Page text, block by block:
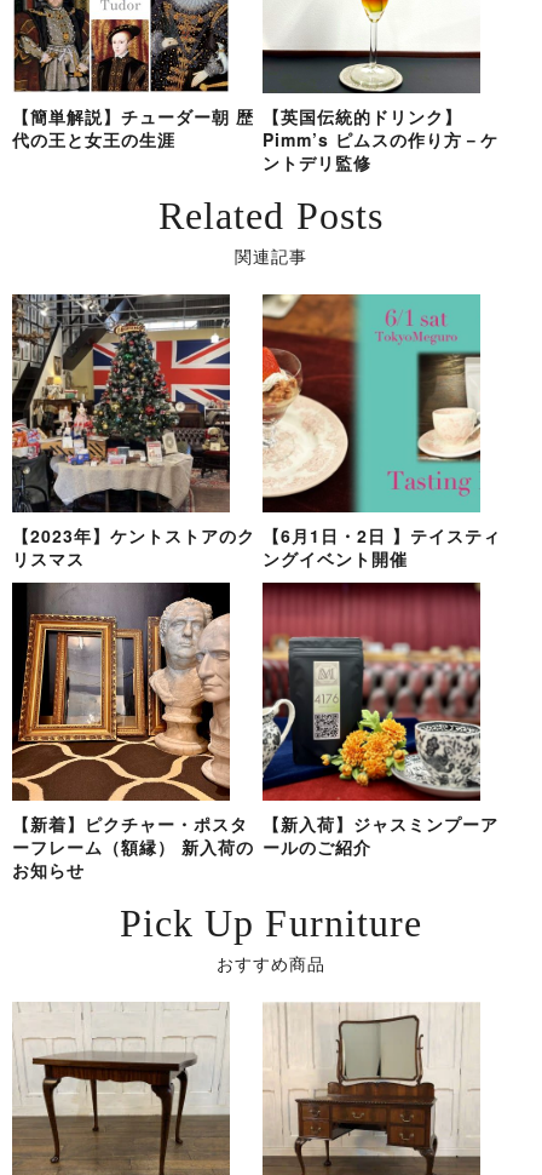
【簡単解説】チューダー朝 歴
代の王と女王の生涯
【英国伝統的ドリンク】
Pimm’s ピムスの作り方－ケ
ントデリ監修
Related Posts
関連記事
【2023年】ケントストアのク
リスマス
【6月1日・2日 】テイスティ
ングイベント開催
【新着】ピクチャー・ポスタ
ーフレーム（額縁） 新入荷の
お知らせ
【新入荷】ジャスミンプーア
ールのご紹介
Pick Up Furniture
おすすめ商品